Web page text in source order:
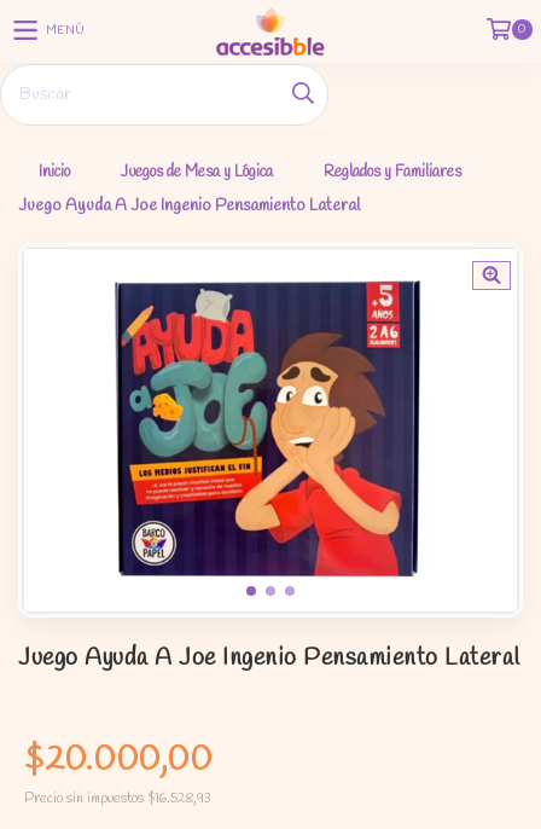
MENÚ 0
Inicio Juegos de Mesa y Lógica Reglados y Familiares
Juego Ayuda A Joe Ingenio Pensamiento Lateral
Juego Ayuda A Joe Ingenio Pensamiento Lateral
$20.000,00
Precio sin impuestos $16.528,93